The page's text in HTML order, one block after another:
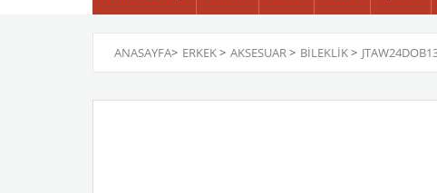
ANASAYFA> ERKEK> AKSESUAR> BILEKLIK>